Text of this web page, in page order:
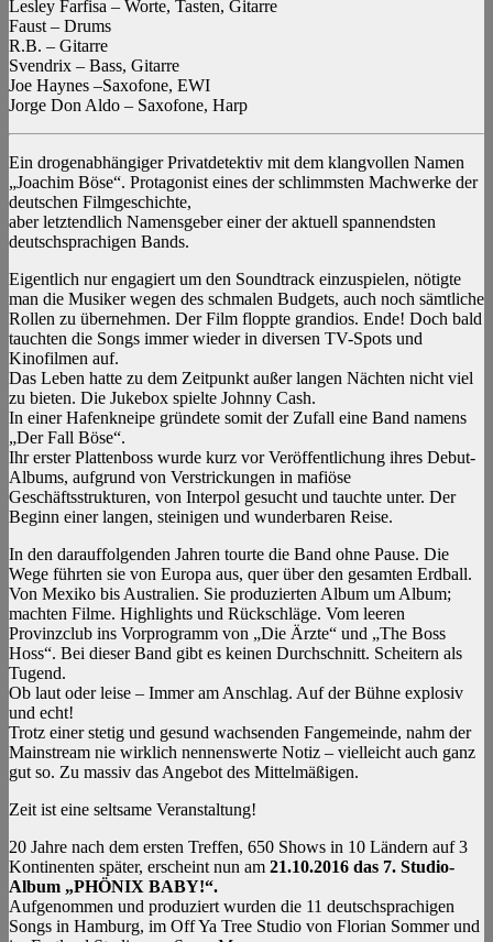
Lesley Farfisa – Worte, Tasten, Gitarre
Faust – Drums
R.B. – Gitarre
Svendrix – Bass, Gitarre
Joe Haynes –Saxofone, EWI
Jorge Don Aldo – Saxofone, Harp
Ein drogenabhängiger Privatdetektiv mit dem klangvollen Namen
„Joachim Böse“. Protagonist eines der schlimmsten Machwerke der
deutschen Filmgeschichte,
aber letztendlich Namensgeber einer der aktuell spannendsten
deutschsprachigen Bands.
Eigentlich nur engagiert um den Soundtrack einzuspielen, nötigte
man die Musiker wegen des schmalen Budgets, auch noch sämtliche
Rollen zu übernehmen. Der Film floppte grandios. Ende! Doch bald
tauchten die Songs immer wieder in diversen TV-Spots und
Kinofilmen auf.
Das Leben hatte zu dem Zeitpunkt außer langen Nächten nicht viel
zu bieten. Die Jukebox spielte Johnny Cash.
In einer Hafenkneipe gründete somit der Zufall eine Band namens
„Der Fall Böse“.
Ihr erster Plattenboss wurde kurz vor Veröffentlichung ihres Debut-
Albums, aufgrund von Verstrickungen in mafiöse
Geschäftsstrukturen, von Interpol gesucht und tauchte unter. Der
Beginn einer langen, steinigen und wunderbaren Reise.
In den darauffolgenden Jahren tourte die Band ohne Pause. Die
Wege führten sie von Europa aus, quer über den gesamten Erdball.
Von Mexiko bis Australien. Sie produzierten Album um Album;
machten Filme. Highlights und Rückschläge. Vom leeren
Provinzclub ins Vorprogramm von „Die Ärzte“ und „The Boss
Hoss“. Bei dieser Band gibt es keinen Durchschnitt. Scheitern als
Tugend.
Ob laut oder leise – Immer am Anschlag. Auf der Bühne explosiv
und echt!
Trotz einer stetig und gesund wachsenden Fangemeinde, nahm der
Mainstream nie wirklich nennenswerte Notiz – vielleicht auch ganz
gut so. Zu massiv das Angebot des Mittelmäßigen.
Zeit ist eine seltsame Veranstaltung!
20 Jahre nach dem ersten Treffen, 650 Shows in 10 Ländern auf 3
Kontinenten später, erscheint nun am 21.10.2016 das 7. Studio-
Album „PHÖNIX BABY!“.
Aufgenommen und produziert wurden die 11 deutschsprachigen
Songs in Hamburg, im Off Ya Tree Studio von Florian Sommer und